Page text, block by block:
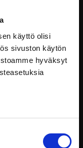
käyttö olisi
sivuston käytön
hyväksyt
julkisen